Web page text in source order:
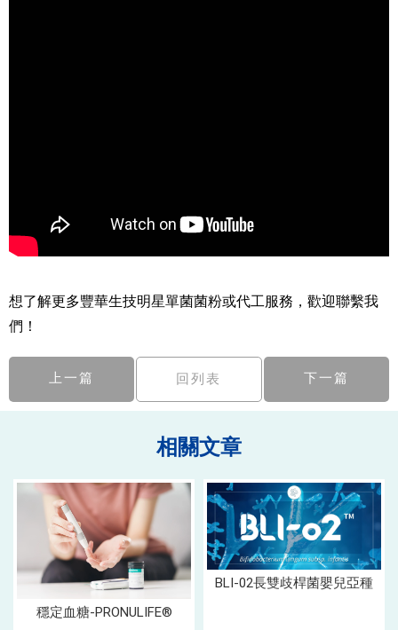
想了解更多豐華生技明星單菌菌粉或代工服務，歡迎聯繫我
們！
上一篇 回列表 下一篇
穩定血糖-PRONULIFE®
BLI-02長雙歧桿菌嬰兒亞種